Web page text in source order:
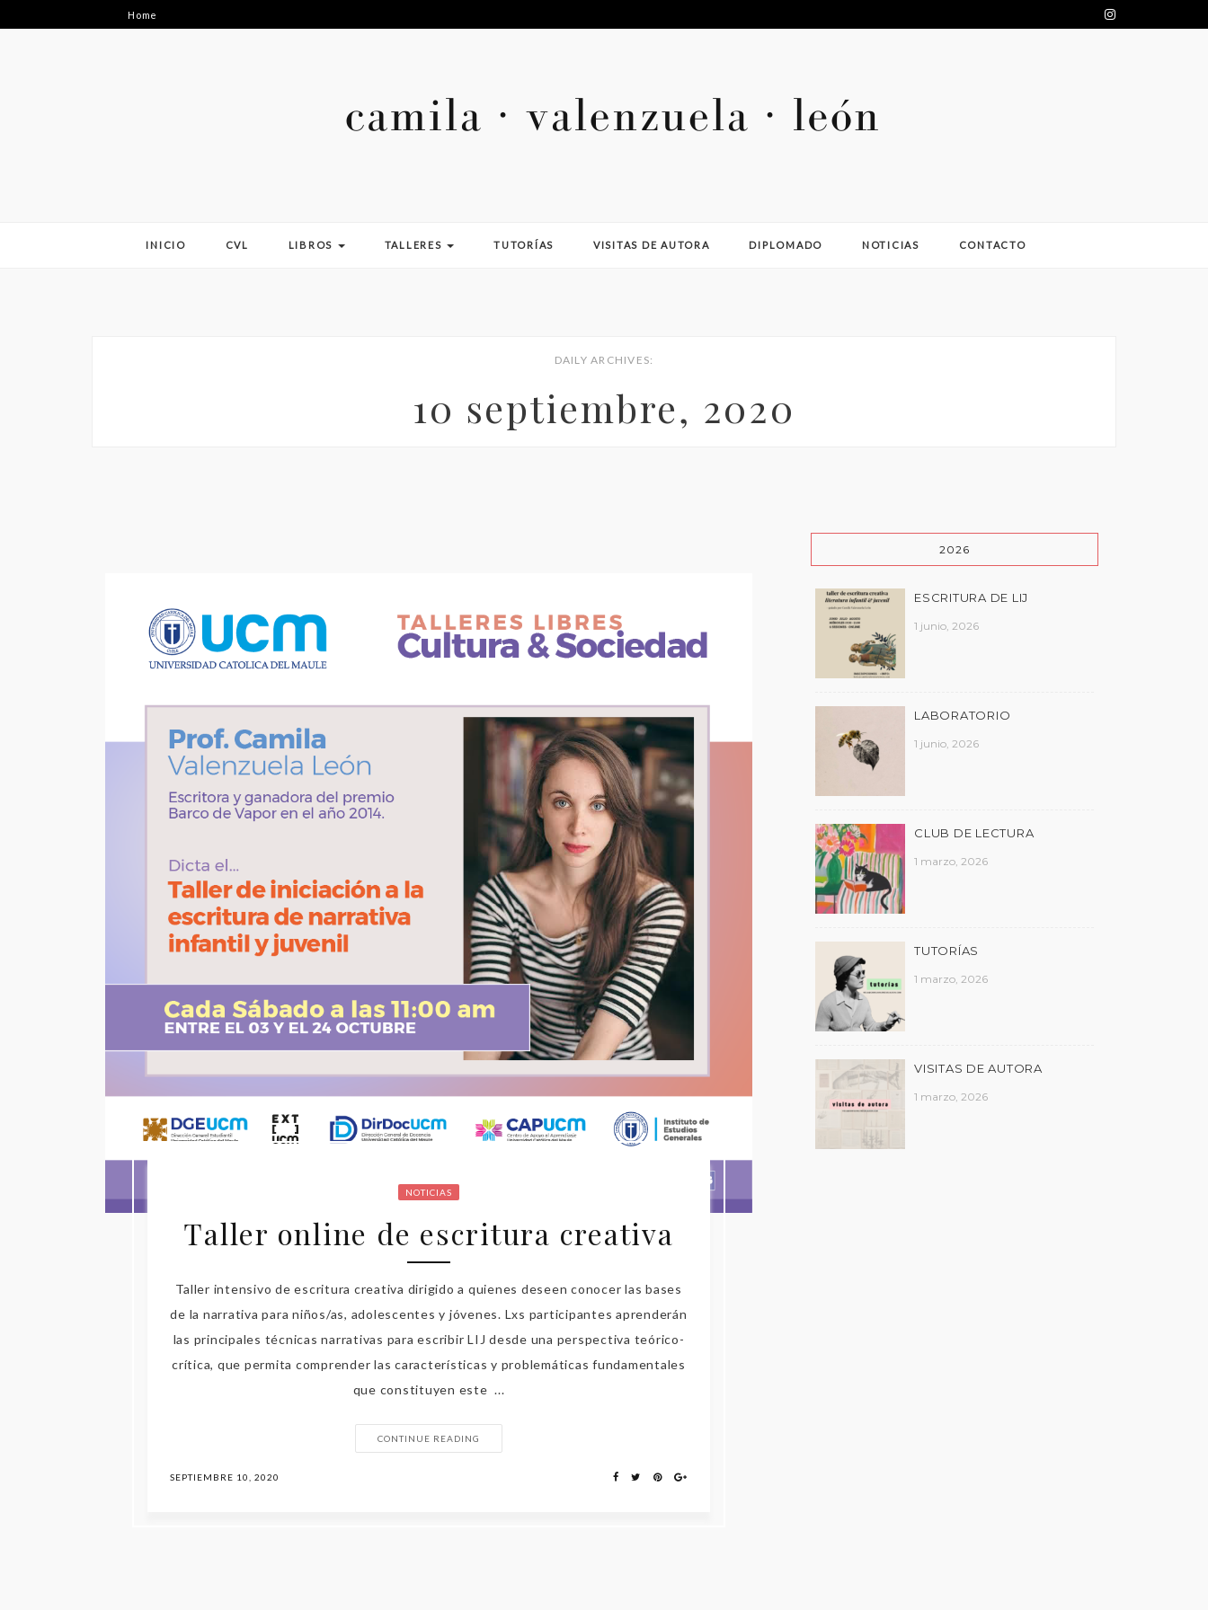
Home
INICIO CVL LIBROS TALLERES TUTORÍAS VISITAS DE AUTORA DIPLOMADO NOTICIAS CONTACTO
DAILY ARCHIVES:
10 septiembre, 2020
NOTICIAS
Taller online de escritura creativa
Taller intensivo de escritura creativa dirigido a quienes deseen conocer las bases
de la narrativa para niños/as, adolescentes y jóvenes. Lxs participantes aprenderán
las principales técnicas narrativas para escribir LIJ desde una perspectiva teórico-
crítica, que permita comprender las características y problemáticas fundamentales
que constituyen este ...
CONTINUE READING
SEPTIEMBRE 10, 2020
2026
ESCRITURA DE LIJ
1 junio, 2026
LABORATORIO
1 junio, 2026
CLUB DE LECTURA
1 marzo, 2026
TUTORÍAS
1 marzo, 2026
VISITAS DE AUTORA
1 marzo, 2026